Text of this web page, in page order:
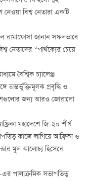
বিশ্ব নেতারা একটি
রামাফোসা জানান সফলভাবে
নেতাদের “পার্থক্যের চেয়ে
বৈশ্বিক চ্যালেঞ্জ
অন্তর্ভুক্তিমূলক প্রবৃদ্ধি ও
জন্য আরও জোরালো
মহাদেশে জি-২০ শীর্ষ
কাজে লাগিয়ে আফ্রিকা ও
মূল আলোচ্য হিসেবে
পালাক্রমিক সভাপতিত্ব